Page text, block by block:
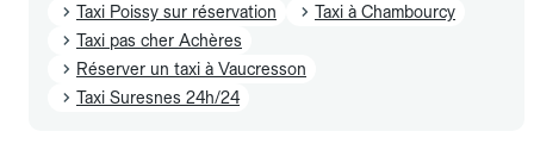
Taxi Poissy sur réservation
Taxi à Chambourcy
Taxi pas cher Achères
Réserver un taxi à Vaucresson
Taxi Suresnes 24h/24